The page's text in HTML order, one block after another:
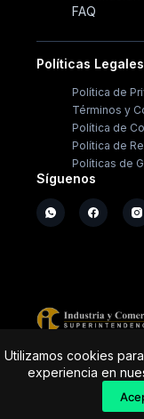
Utilizamos cookies
experiencia en
FAQ
Políticas Legales
Política de
Términos y
Política de
Política de
Políticas de
Síguenos
Copyright ©
Tienda de